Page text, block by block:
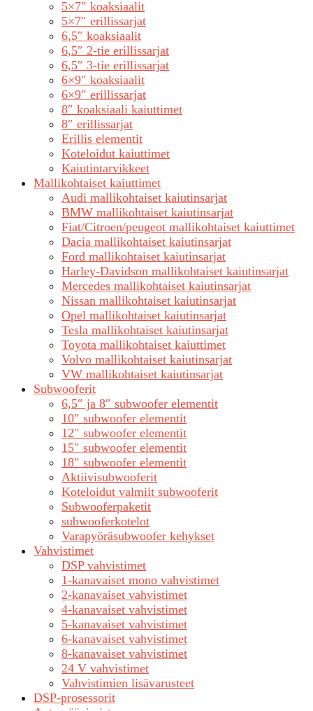
5×7″ koaksiaalit
5×7″ erillissarjat
6,5″ koaksiaalit
6,5″ 2-tie erillissarjat
6,5″ 3-tie erillissarjat
6×9″ koaksiaalit
6×9″ erillissarjat
8″ koaksiaali kaiuttimet
8″ erillissarjat
Erillis elementit
Koteloidut kaiuttimet
Kaiutintarvikkeet
Mallikohtaiset kaiuttimet
Audi mallikohtaiset kaiutinsarjat
BMW mallikohtaiset kaiutinsarjat
Fiat/Citroen/peugeot mallikohtaiset kaiuttimet
Dacia mallikohtaiset kaiutinsarjat
Ford mallikohtaiset kaiutinsarjat
Harley-Davidson mallikohtaiset kaiutinsarjat
Mercedes mallikohtaiset kaiutinsarjat
Nissan mallikohtaiset kaiutinsarjat
Opel mallikohtaiset kaiutinsarjat
Tesla mallikohtaiset kaiutinsarjat
Toyota mallikohtaiset kaiuttimet
Volvo mallikohtaiset kaiutinsarjat
VW mallikohtaiset kaiutinsarjat
Subwooferit
6,5″ ja 8″ subwoofer elementit
10″ subwoofer elementit
12″ subwoofer elementit
15″ subwoofer elementit
18″ subwoofer elementit
Aktiivisubwooferit
Koteloidut valmiit subwooferit
Subwooferpaketit
subwooferkotelot
Varapyöräsubwoofer kehykset
Vahvistimet
DSP vahvistimet
1-kanavaiset mono vahvistimet
2-kanavaiset vahvistimet
4-kanavaiset vahvistimet
5-kanavaiset vahvistimet
6-kanavaiset vahvistimet
8-kanavaiset vahvistimet
24 V vahvistimet
Vahvistimien lisävarusteet
DSP-prosessorit